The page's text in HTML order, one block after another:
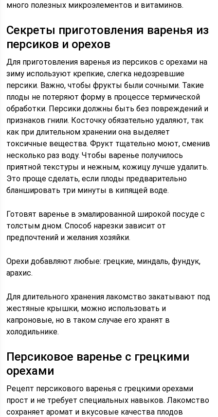
много полезных микроэлементов и витаминов.
Секреты приготовления варенья из
персиков и орехов
Для приготовления варенья из персиков с орехами на
зиму используют крепкие, слегка недозревшие
персики. Важно, чтобы фрукты были сочными. Такие
плоды не потеряют форму в процессе термической
обработки. Персики должны быть без повреждений и
признаков гнили. Косточку обязательно удаляют, так
как при длительном хранении она выделяет
токсичные вещества. Фрукт тщательно моют, сменив
несколько раз воду. Чтобы варенье получилось
приятной текстуры и нежным, кожицу лучше удалить.
Это проще сделать, если плоды предварительно
бланшировать три минуты в кипящей воде.
Готовят варенье в эмалированной широкой посуде с
толстым дном. Способ нарезки зависит от
предпочтений и желания хозяйки.
Орехи добавляют любые: грецкие, миндаль, фундук,
арахис.
Для длительного хранения лакомство закатывают под
жестяные крышки, можно использовать и
капроновые, но в таком случае его хранят в
холодильнике.
Персиковое варенье с грецкими
орехами
Рецепт персикового варенья с грецкими орехами
прост и не требует специальных навыков. Лакомство
сохраняет аромат и вкусовые качества плодов